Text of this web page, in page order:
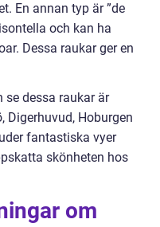
En annan typ är ”de
och kan ha
Dessa raukar ger en
se dessa raukar är
Digerhuvud, Hoburgen
fantastiska vyer
skönheten hos
om